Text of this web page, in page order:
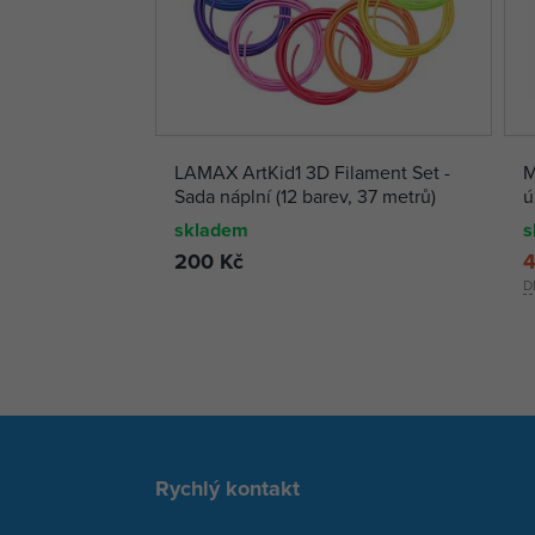
LAMAX ArtKid1 3D Filament Set -
Sada náplní (12 barev, 37 metrů)
skladem
200 Kč
Rychlý kontakt